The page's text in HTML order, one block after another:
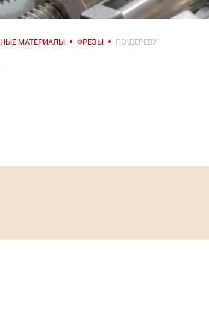
МАТЕРИАЛЫ ФРЕЗЫ ПО ДЕРЕВУ